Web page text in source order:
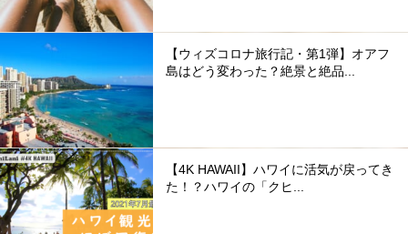
【ウィズコロナ旅行記・第1弾】オアフ
島はどう変わった？絶景と絶品...
【4K HAWAII】ハワイに活気が戻ってき
た！？ハワイの「クヒ...